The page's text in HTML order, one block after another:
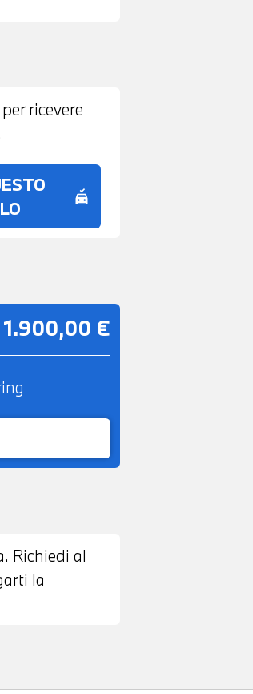
ricevere
no_crash
1.900,00 €
Richiedi al
la